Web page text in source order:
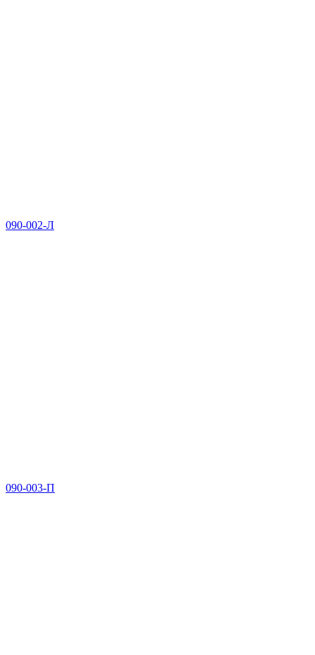
090-002-Л
090-003-П